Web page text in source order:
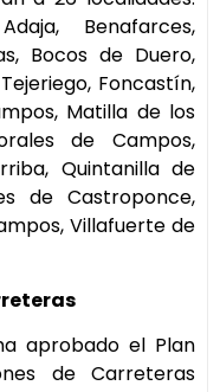
Benafarces,
Bocos de Duero,
Foncastín,
Matilla de los
de Campos,
Quintanilla de
de Castroponce,
Villafuerte de
aprobado el Plan
de Carreteras